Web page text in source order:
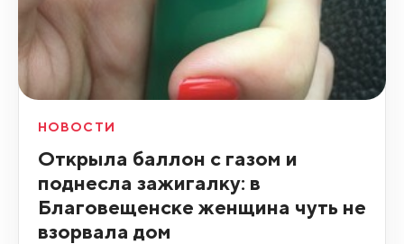
НОВОСТИ
Открыла баллон с газом и
поднесла зажигалку: в
Благовещенске женщина чуть не
взорвала дом